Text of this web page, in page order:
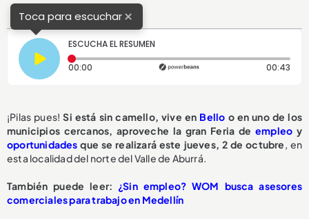
Toca para escuchar×
ESCUCHA EL RESUMEN
00:00 Tiempo transcurrido: 0 segundos 00:43
¡Pilas pues!Si está sin camello, vive en Bello o en uno de los
municipios cercanos, aproveche la gran Feria de empleo y
oportunidadesque se realizará este jueves, 2 de octubre, en
esta localidad del norte del Valle de Aburrá.
También puede leer: ¿Sin empleo? WOM busca asesores
comerciales para trabajo en Medellín